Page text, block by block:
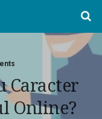
Caracter
Online?